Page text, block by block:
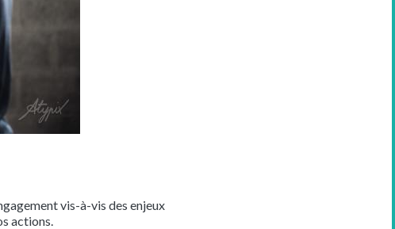
vis-à-vis des enjeux
actions.